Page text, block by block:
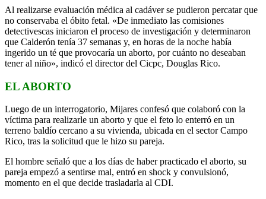
Al realizarse evaluación médica al cadáver se pudieron percatar que
no conservaba el óbito fetal. «De inmediato las comisiones
detectivescas iniciaron el proceso de investigación y determinaron
que Calderón tenía 37 semanas y, en horas de la noche había
ingerido un té que provocaría un aborto, por cuánto no deseaban
tener al niño», indicó el director del Cicpc, Douglas Rico.
EL ABORTO
Luego de un interrogatorio, Mijares confesó que colaboró con la
víctima para realizarle un aborto y que el feto lo enterró en un
terreno baldío cercano a su vivienda, ubicada en el sector Campo
Rico, tras la solicitud que le hizo su pareja.
El hombre señaló que a los días de haber practicado el aborto, su
pareja empezó a sentirse mal, entró en shock y convulsionó,
momento en el que decide trasladarla al CDI.